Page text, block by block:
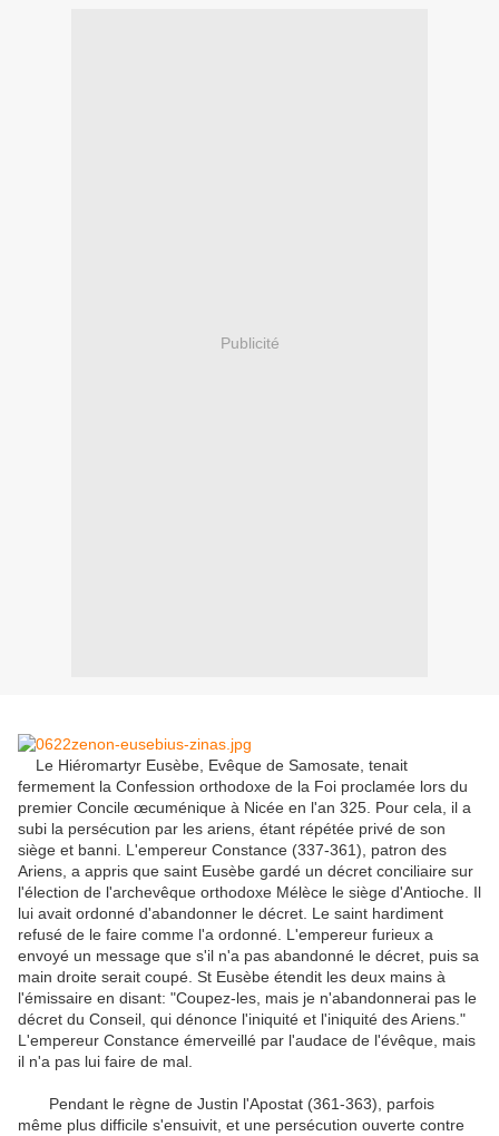
Publicité
Le Hiéromartyr Eusèbe, Evêque de Samosate, tenait
fermement la Confession orthodoxe de la Foi proclamée lors du
premier Concile œcuménique à Nicée en l'an 325. Pour cela, il a
subi la persécution par les ariens, étant répétée privé de son
siège et banni. L'empereur Constance (337-361), patron des
Ariens, a appris que saint Eusèbe gardé un décret conciliaire sur
l'élection de l'archevêque orthodoxe Mélèce le siège d'Antioche. Il
lui avait ordonné d'abandonner le décret. Le saint hardiment
refusé de le faire comme l'a ordonné. L'empereur furieux a
envoyé un message que s'il n'a pas abandonné le décret, puis sa
main droite serait coupé. St Eusèbe étendit les deux mains à
l'émissaire en disant: "Coupez-les, mais je n'abandonnerai pas le
décret du Conseil, qui dénonce l'iniquité et l'iniquité des Ariens."
L'empereur Constance émerveillé par l'audace de l'évêque, mais
il n'a pas lui faire de mal.
Pendant le règne de Justin l'Apostat (361-363), parfois
même plus difficile s'ensuivit, et une persécution ouverte contre